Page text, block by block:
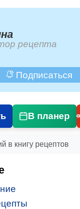
рецепта
Подписаться
В планер
в книгу рецептов